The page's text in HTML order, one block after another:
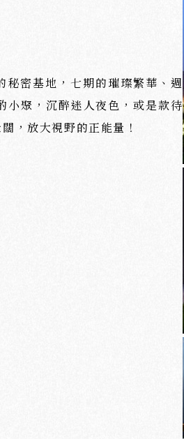
密基地，七期的璀璨繁華、週
小聚，沉醉迷人夜色，或是款待
，放大視野的正能量！